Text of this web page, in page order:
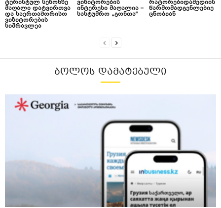
ტურისტულ სეზონზე
მაღალი დატვირთვა
და საერთაშორისო
ვიზიტორების
სიმრავლეა
ვიზიტორების
ინტერესი მაღალია –
სასტუმრო „გონთა“
რატორებიდამედიის
წარმომადგენლებიე
ცნობიან
ᲑᲝᲚᲝᲡ ᲓᲐᲛᲐᲢᲔᲑᲣᲚᲘ